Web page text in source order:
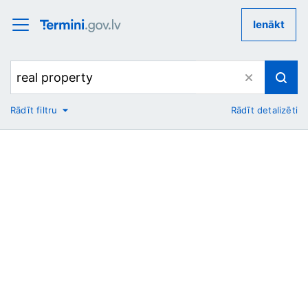
Ienākt
No
Rādīt filtru Rādīt detalizēti